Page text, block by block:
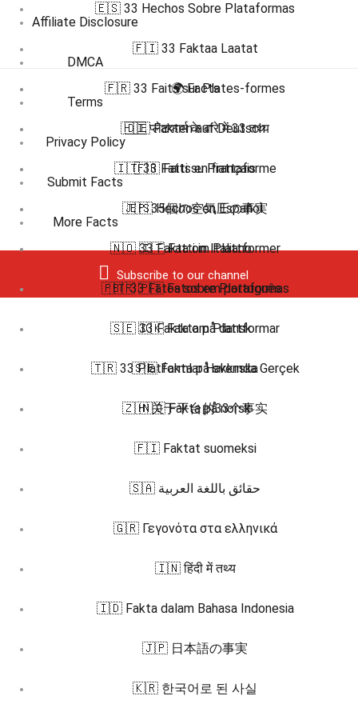
Affiliate Disclosure
DMCA
Terms
Privacy Policy
Submit Facts
More Facts
Subscribe to our channel
🇪🇸 33 Hechos Sobre Plataformas
🇫🇮 33 Faktaa Laatat
🇫🇷 33 Faits sur Plates-formes
🇭🇮 प्लेटफार्म के बारे में 33 तथ्य
🇮🇹 33 Fatti su Piattaforme
🇯🇵 35個の空気圧の事実
🇳🇴 33 Fakta om Plattformer
🇵🇹 33 Fatos sobre Plataformas
🇸🇪 33 Fakta om Plattformar
🇹🇷 33 Platformlar Hakkında Gerçek
🇿🇭 关于平台的33个事实
🌍 Facts
🇩🇪 Fakten auf Deutsch
🇫🇷 Faits en français
🇪🇸 Hechos en Español
🇮🇹 Fatti in Italiano
🇧🇷 🇵🇹 Fatos em português
🇩🇰 Fakta på dansk
🇸🇪 Fakta på svenska
🇳🇴 Fakta på norsk
🇫🇮 Faktat suomeksi
🇸🇦 حقائق باللغة العربية
🇬🇷 Γεγονότα στα ελληνικά
🇮🇳 हिंदी में तथ्य
🇮🇩 Fakta dalam Bahasa Indonesia
🇯🇵 日本語の事実
🇰🇷 한국어로 된 사실